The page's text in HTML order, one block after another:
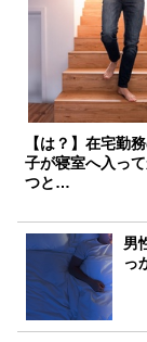
【は？】在宅勤
子が寝室へ入っ
つと…
男
っ